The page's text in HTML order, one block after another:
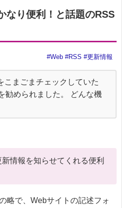
なり便利！と話題のRSS
#Web #RSS #更新情報
こまごまチェックしていた
勧められました。 どんな機
情報を知らせてくれる便利
略で、Webサイトの記述フォ